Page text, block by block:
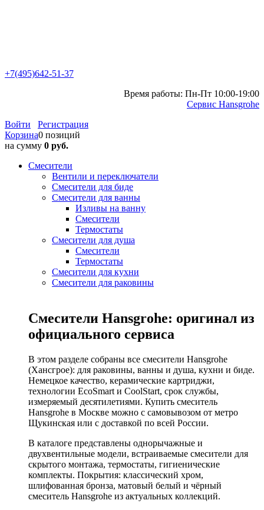
+7(495)642-51-37
Время работы: Пн-Пт 10:00-19:00
Сервис Hansgrohe
Войти
Регистрация
Корзина0 позиций
на сумму 0 руб.
Смесители
Вентили и переключатели
Смесители для биде
Смесители для ванны
Изливы на ванну
Смесители
Термостаты
Смесители для душа
Смесители
Термостаты
Смесители для кухни
Смесители для раковины
Смесители Hansgrohe: оригинал из
официального сервиса
В этом разделе собраны все смесители Hansgrohe
(Хансгрое): для раковины, ванны и душа, кухни и биде.
Немецкое качество, керамические картриджи,
технологии EcoSmart и CoolStart, срок службы,
измеряемый десятилетиями. Купить смеситель
Hansgrohe в Москве можно с самовывозом от метро
Щукинская или с доставкой по всей России.
В каталоге представлены однорычажные и
двухвентильные модели, встраиваемые смесители для
скрытого монтажа, термостаты, гигиенические
комплекты. Покрытия: классический хром,
шлифованная бронза, матовый белый и чёрный
смеситель Hansgrohe из актуальных коллекций.